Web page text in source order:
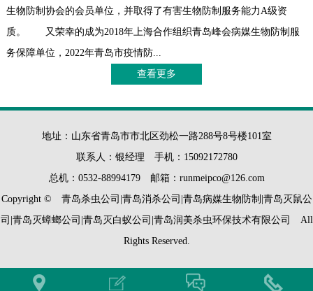
生物防制协会的会员单位，并取得了有害生物防制服务能力A级资
质。 又荣幸的成为2018年上海合作组织青岛峰会病媒生物防制服
务保障单位，2022年青岛市疫情防...
查看更多
地址：山东省青岛市市北区劲松一路288号8号楼101室
联系人：银经理 手机：15092172780
总机：0532-88994179 邮箱：runmeipco@126.com
Copyright © 青岛杀虫公司|青岛消杀公司|青岛病媒生物防制|青岛灭鼠公
司|青岛灭蟑螂公司|青岛灭白蚁公司|青岛润美杀虫环保技术有限公司 All
Rights Reserved.